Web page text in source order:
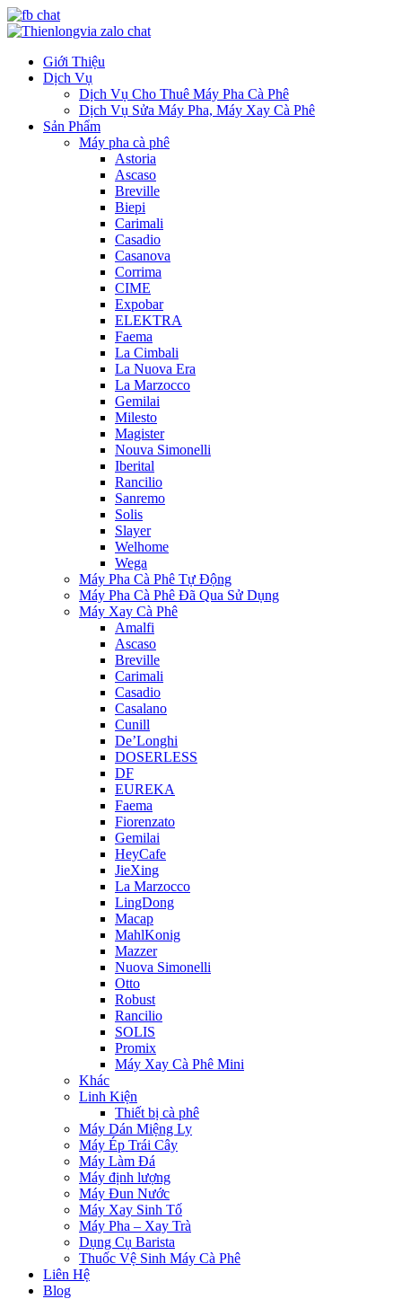
Giới Thiệu
Dịch Vụ
Dịch Vụ Cho Thuê Máy Pha Cà Phê
Dịch Vụ Sửa Máy Pha, Máy Xay Cà Phê
Sản Phẩm
Máy pha cà phê
Astoria
Ascaso
Breville
Biepi
Carimali
Casadio
Casanova
Corrima
CIME
Expobar
ELEKTRA
Faema
La Cimbali
La Nuova Era
La Marzocco
Gemilai
Milesto
Magister
Nouva Simonelli
Iberital
Rancilio
Sanremo
Solis
Slayer
Welhome
Wega
Máy Pha Cà Phê Tự Động
Máy Pha Cà Phê Đã Qua Sử Dụng
Máy Xay Cà Phê
Amalfi
Ascaso
Breville
Carimali
Casadio
Casalano
Cunill
De’Longhi
DOSERLESS
DF
EUREKA
Faema
Fiorenzato
Gemilai
HeyCafe
JieXing
La Marzocco
LingDong
Macap
MahlKonig
Mazzer
Nuova Simonelli
Otto
Robust
Rancilio
SOLIS
Promix
Máy Xay Cà Phê Mini
Khác
Linh Kiện
Thiết bị cà phê
Máy Dán Miệng Ly
Máy Ép Trái Cây
Máy Làm Đá
Máy định lượng
Máy Đun Nước
Máy Xay Sinh Tố
Máy Pha – Xay Trà
Dụng Cụ Barista
Thuốc Vệ Sinh Máy Cà Phê
Liên Hệ
Blog